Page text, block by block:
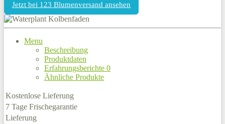
Jetzt bei 123 Blumenversand ansehen
Menu
Beschreibung
Produktdaten
Erfahrungsberichte 0
Ähnliche Produkte
Kostenlose Lieferung
7 Tage Frischegarantie
Lieferung